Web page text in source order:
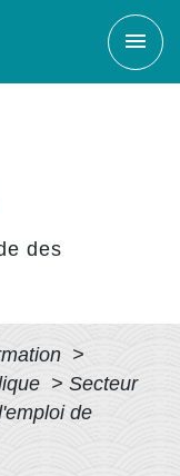
menu
des
>
> Secteur
de